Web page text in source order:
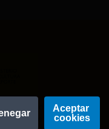
General del
de
Aceptar
cookies